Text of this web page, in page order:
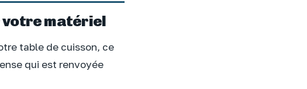
votre matériel
table de cuisson, ce
qui est renvoyée